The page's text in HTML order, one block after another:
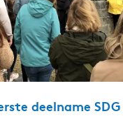
deelname